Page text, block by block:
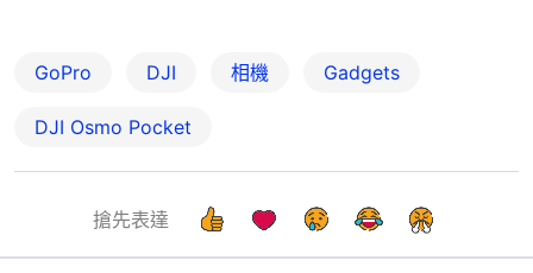
GoPro DJI 相機 Gadgets
DJI Osmo Pocket
搶先表達